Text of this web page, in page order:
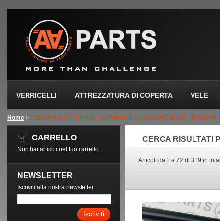
VERRICELLI ATTREZZATURA DI COPERTA VELE
Home > CERCA RISULTATI PER: 'TERMINALE ANTERIORE BOMA - BOOM
CERCA RISULTATI
Articoli da 1 a 72 di 319 in
CARRELLO
Non hai articoli nel tuo carrello.
NEWSLETTER
Iscriviti alla nostra newsletter
Iscriviti